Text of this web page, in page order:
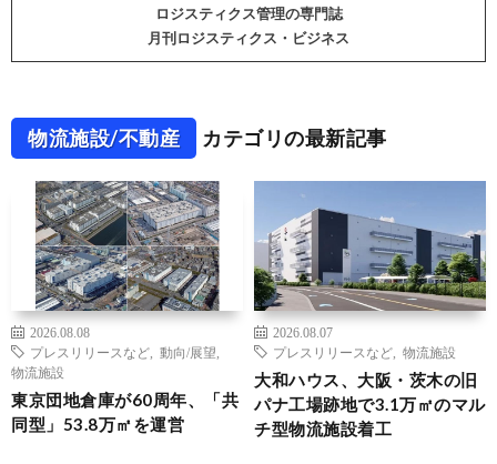
ロジスティクス管理の専門誌
月刊ロジスティクス・ビジネス
物流施設/不動産 カテゴリの最新記事
2026.08.08
プレスリリースなど
動向/展望
物流施設
東京団地倉庫が60周年、「共
同型」53.8万㎡を運営
2026.08.07
プレスリリースなど
物流施設
大和ハウス、大阪・茨木の旧
パナ工場跡地で3.1万㎡のマル
チ型物流施設着工